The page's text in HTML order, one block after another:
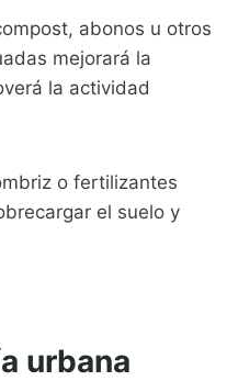
abonos u otros
mejorará la
la actividad
o fertilizantes
el suelo y
urbana